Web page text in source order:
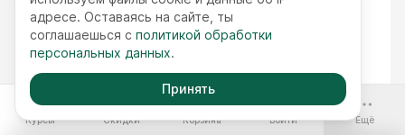
Курсы Скидки Корзина Войти Ещё
адресе. Оставаясь на сайте, ты
соглашаешься с политикой обработки
персональных данных.
Принять